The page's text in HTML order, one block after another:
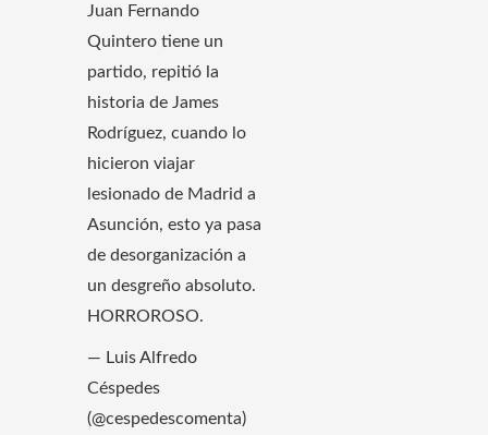
Juan Fernando
Quintero tiene un
partido, repitió la
historia de James
Rodríguez, cuando lo
hicieron viajar
lesionado de Madrid a
Asunción, esto ya pasa
de desorganización a
un desgreño absoluto.
HORROROSO.
— Luis Alfredo
Céspedes
(@cespedescomenta)